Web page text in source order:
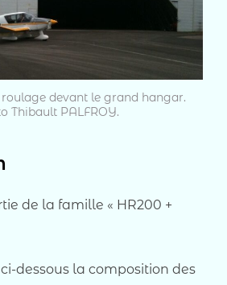
devant le grand hangar.
Thibault PALFROY.
de la famille « HR200 +
dessous la composition des